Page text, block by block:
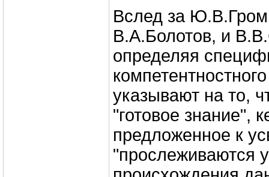
Вслед за
В.А.Болотов, и
определяя
указывают на то,
"готовое знание",
предложенное к
"прослеживаются